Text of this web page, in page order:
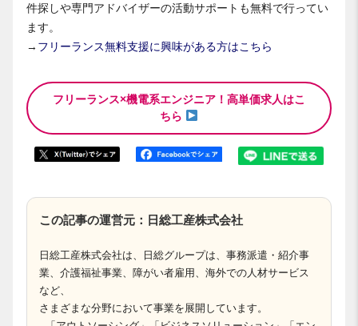
件探しや専門アドバイザーの活動サポートも無料で行ってい
ます。
→ フリーランス無料支援に興味がある方はこちら
フリーランス×機電系エンジニア！高単価求人はこ
ちら
この記事の運営元：日総工産株式会社
日総工産株式会社は、日総グループは、事務派遣・紹介事
業、介護福祉事業、障がい者雇用、海外での人材サービス
など、
さまざまな分野において事業を展開しています。